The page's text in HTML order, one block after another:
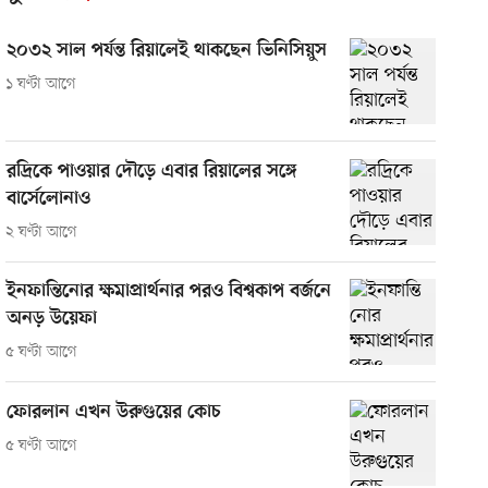
২০৩২ সাল পর্যন্ত রিয়ালেই থাকছেন ভিনিসিয়ুস
১ ঘণ্টা আগে
রদ্রিকে পাওয়ার দৌড়ে এবার রিয়ালের সঙ্গে
বার্সেলোনাও
২ ঘণ্টা আগে
ইনফান্তিনোর ক্ষমাপ্রার্থনার পরও বিশ্বকাপ বর্জনে
অনড় উয়েফা
৫ ঘণ্টা আগে
ফোরলান এখন উরুগুয়ের কোচ
৫ ঘণ্টা আগে